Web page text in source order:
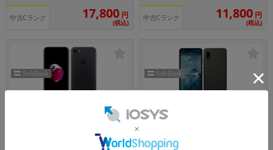
中古Cランク 17,800 円
(税込)
中古Cランク 11,800 円
(税込)
【SIMロック解除済】SoftBank iPho
ne7 A1779 (MNCK2J/A) 128GB ブラ
AQUOS wish A103SH チャコール
メーカー：SHARP
発売日： 2022/01